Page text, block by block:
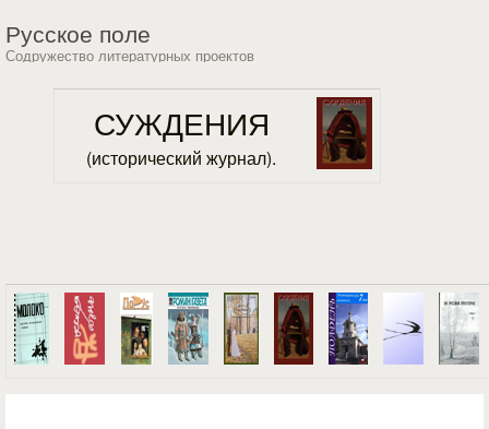
Русское поле
Содружество литературных проектов
СУЖДЕНИЯ
(исторический журнал).